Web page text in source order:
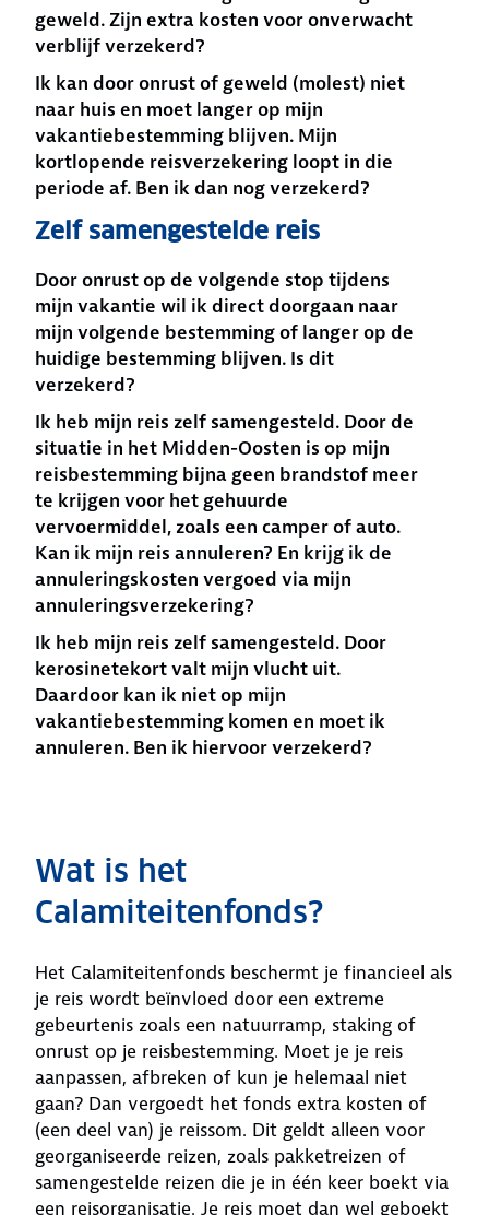
geweld. Zijn extra kosten voor onverwacht
verblijf verzekerd?
Ik kan door onrust of geweld (molest) niet
naar huis en moet langer op mijn
vakantiebestemming blijven. Mijn
kortlopende reisverzekering loopt in die
periode af. Ben ik dan nog verzekerd?
Zelf samengestelde reis
Door onrust op de volgende stop tijdens
mijn vakantie wil ik direct doorgaan naar
mijn volgende bestemming of langer op de
huidige bestemming blijven. Is dit
verzekerd?
Ik heb mijn reis zelf samengesteld. Door de
situatie in het Midden-Oosten is op mijn
reisbestemming bijna geen brandstof meer
te krijgen voor het gehuurde
vervoermiddel, zoals een camper of auto.
Kan ik mijn reis annuleren? En krijg ik de
annuleringskosten vergoed via mijn
annuleringsverzekering?
Ik heb mijn reis zelf samengesteld. Door
kerosinetekort valt mijn vlucht uit.
Daardoor kan ik niet op mijn
vakantiebestemming komen en moet ik
annuleren. Ben ik hiervoor verzekerd?
Wat is het
Calamiteitenfonds?
Het Calamiteitenfonds beschermt je financieel als
je reis wordt beïnvloed door een extreme
gebeurtenis zoals een natuurramp, staking of
onrust op je reisbestemming. Moet je je reis
aanpassen, afbreken of kun je helemaal niet
gaan? Dan vergoedt het fonds extra kosten of
(een deel van) je reissom. Dit geldt alleen voor
georganiseerde reizen, zoals pakketreizen of
samengestelde reizen die je in één keer boekt via
een reisorganisatie. Je reis moet dan wel geboekt